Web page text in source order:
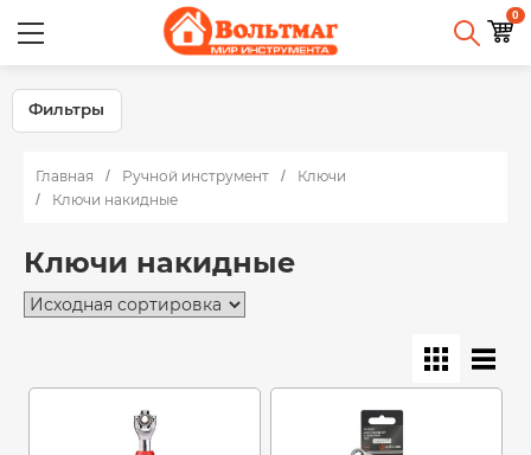
0
Фильтры
Главная Ручной инструмент
Ключи
Ключи накидные
Ключи накидные